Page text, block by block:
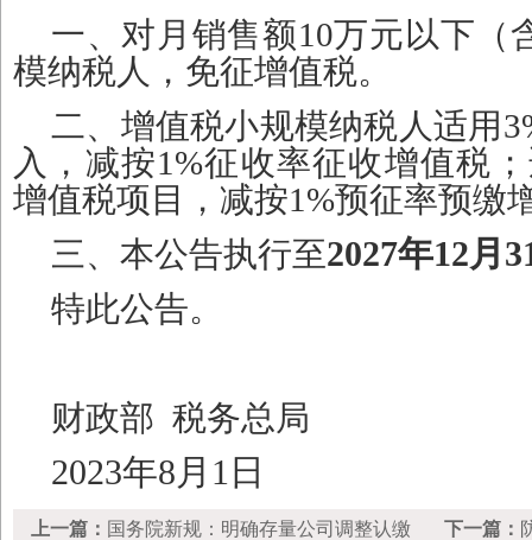
一、对月销售额10万元以下（
模纳税人，免征增值税。
二、增值税小规模纳税人适用
入，减按1%征收率征收增值税
增值税项目，减按1%预征率预缴
三、本公告执行至2027年12月
特此公告。
财政部 税务总局
2023年8月1日
上一篇： 国务院新规：明确存量公司调整认缴
下一篇：